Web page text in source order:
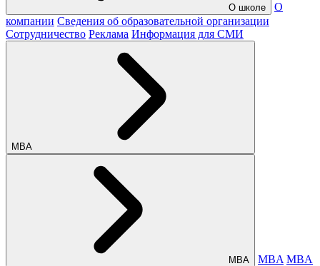
О школе
О
компании Сведения об образовательной организации
Сотрудничество Реклама Информация для СМИ
МВА
МВА MBA MBA